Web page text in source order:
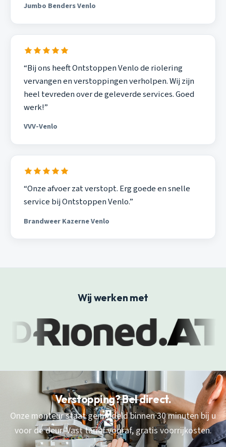
Jumbo Benders Venlo
“Bij ons heeft Ontstoppen Venlo de riolering
vervangen en verstoppingen verholpen. Wij zijn
heel tevreden over de geleverde services. Goed
werk!”
VVV-Venlo
“Onze afvoer zat verstopt. Erg goede en snelle
service bij Ontstoppen Venlo.”
Brandweer Kazerne Venlo
Wij werken met
Verstopping? Bel direct.
Onze monteur staat gemiddeld binnen 30 minuten bij u
voor de deur. Vast tarief vooraf, gratis voorrijkosten.